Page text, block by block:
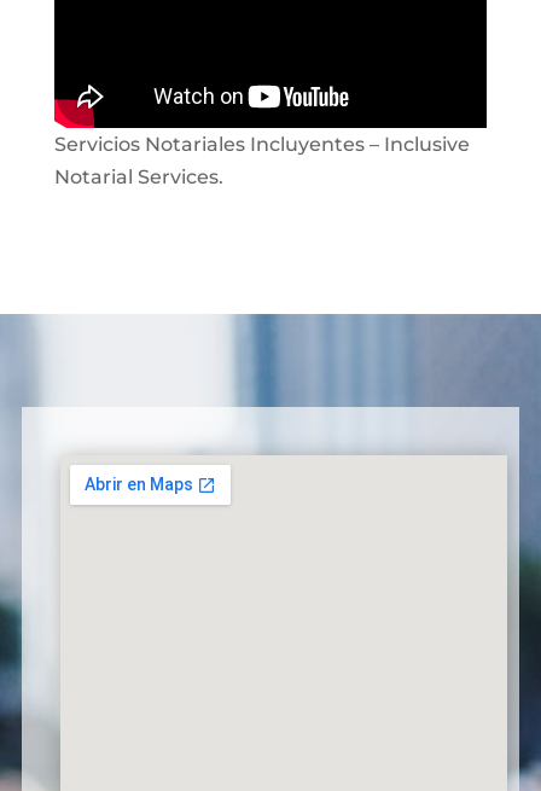
Servicios Notariales Incluyentes – Inclusive
Notarial Services.